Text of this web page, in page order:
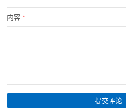
内容 *